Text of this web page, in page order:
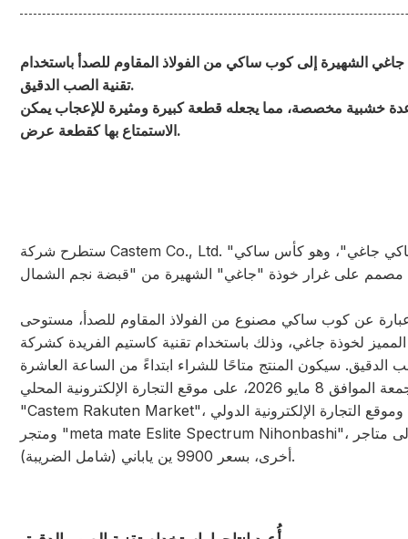
الشهيرة إلى كوب ساكي من الفولاذ المقاوم للصدأ باستخدام
تقنية الصب الدقيق.
خشبية مخصصة، مما يجعله قطعة كبيرة ومثيرة للإعجاب يمكن
الاستمتاع بها كقطعة عرض.
ستطرح شركة Castem Co., Ltd. "كأس ساكي جاغي"، وهو كأس ساكي
عبارة عن كوب ساكي مصنوع من الفولاذ المقاوم للصدأ، مستوحى
لخوذة جاغي، وذلك باستخدام تقنية كاستيم الفريدة كشركة
الدقيق. سيكون المنتج متاحًا للشراء ابتداءً من الساعة العاشرة
صباحًا يوم الجمعة الموافق 8 مايو 2026، على موقع التجارة الإلكترونية المحلي
"Castem Rakuten Market"، وموقع التجارة الإلكترونية الدولي "eBay"،
ومتجر "meta mate Eslite Spectrum Nihonbashi"، بالإضافة إلى متاجر
أخرى، بسعر 9900 ين ياباني (شامل الضريبة).